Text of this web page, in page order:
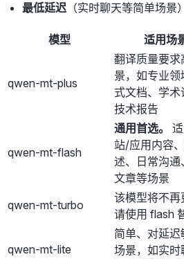
最低延迟 （实时聊天等简单场景
模型 适用场
qwen-mt-plus
翻译质量要求
景，如专业领
式文档、学术
技术报告
qwen-mt-flash
通用首选。
站/应用内容
述、日常沟通
文章等场景
qwen-mt-turbo
该模型将不再
请使用 flash
qwen-mt-lite
简单、对延迟
场景，如实时